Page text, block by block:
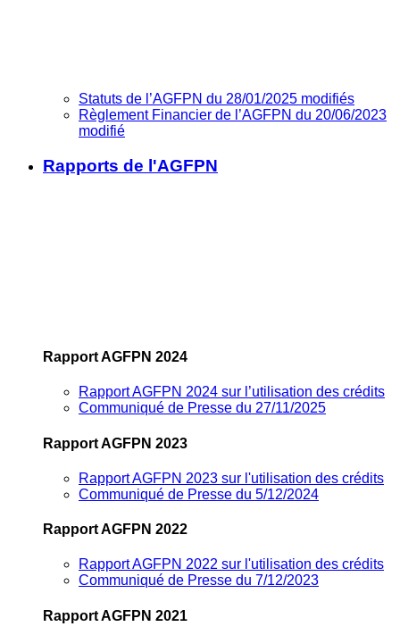
Statuts de l’AGFPN du 28/01/2025 modifiés
Règlement Financier de l’AGFPN du 20/06/2023
modifié
Rapports de l'AGFPN
Rapport AGFPN 2024
Rapport AGFPN 2024 sur l’utilisation des crédits
Communiqué de Presse du 27/11/2025
Rapport AGFPN 2023
Rapport AGFPN 2023 sur l'utilisation des crédits
Communiqué de Presse du 5/12/2024
Rapport AGFPN 2022
Rapport AGFPN 2022 sur l'utilisation des crédits
Communiqué de Presse du 7/12/2023
Rapport AGFPN 2021